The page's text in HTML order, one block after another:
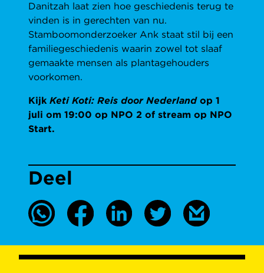
Danitzah laat zien hoe geschiedenis terug te
vinden is in gerechten van nu.
Stamboomonderzoeker Ank staat stil bij een
familiegeschiedenis waarin zowel tot slaaf
gemaakte mensen als plantagehouders
voorkomen.
Kijk Keti Koti: Reis door Nederlandop 1
juli om 19:00 op NPO 2 of stream op NPO
Start.
Deel